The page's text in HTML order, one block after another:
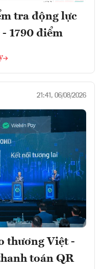
tra động lực
1790 điểm
21:41, 06/08/2026
thương Việt -
toán QR